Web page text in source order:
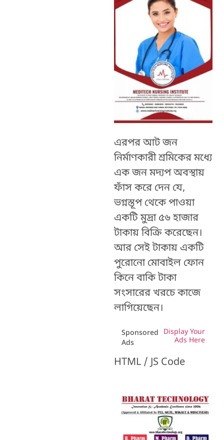
এরপর আট জন
নির্মাণকারী শ্রমিকের মধ্যে
এক জন মদ্যপ অবস্থায়
ফাঁস করে দেন যে,
ভগ্নস্তূপ থেকে পাওয়া
একটি মুদ্রা ৫৬ হাজার
টাকায় বিক্রি করেছেন।
আর সেই টাকায় একটি
পুরোনো মোবাইল ফোন
কিনে বাকি টাকা
সংসারের খরচে কাজে
লাগিয়েছেন।
Sponsored
Ads
Display Your
Ads Here
HTML / JS Code